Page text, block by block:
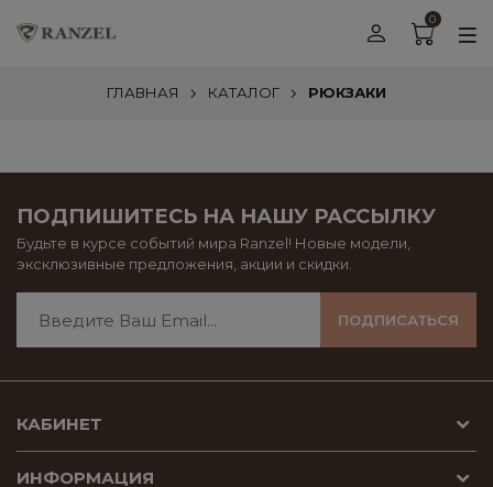
0
ГЛАВНАЯ КАТАЛОГ РЮКЗАКИ
ПОДПИШИТЕСЬ НА НАШУ РАССЫЛКУ
Будьте в курсе событий мира Ranzel! Новые модели,
эксклюзивные предложения, акции и скидки.
ПОДПИСАТЬСЯ
КАБИНЕТ
ИНФОРМАЦИЯ